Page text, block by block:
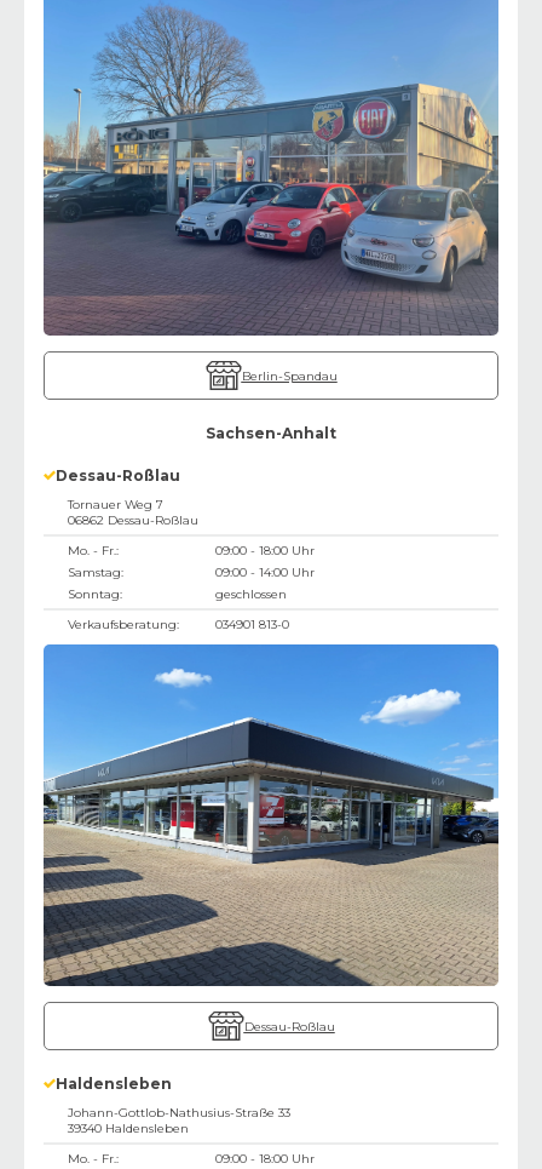
Berlin-Spandau
Sachsen-Anhalt
Dessau-Roßlau
Tornauer Weg 7
06862 Dessau-Roßlau
Mo. - Fr.:
09:00 - 18:00 Uhr
Samstag:
09:00 - 14:00 Uhr
Sonntag:
geschlossen
Verkaufsberatung:
034901 813-0
Dessau-Roßlau
Haldensleben
Johann-Gottlob-Nathusius-Straße 33
39340 Haldensleben
Mo. - Fr.:
09:00 - 18:00 Uhr